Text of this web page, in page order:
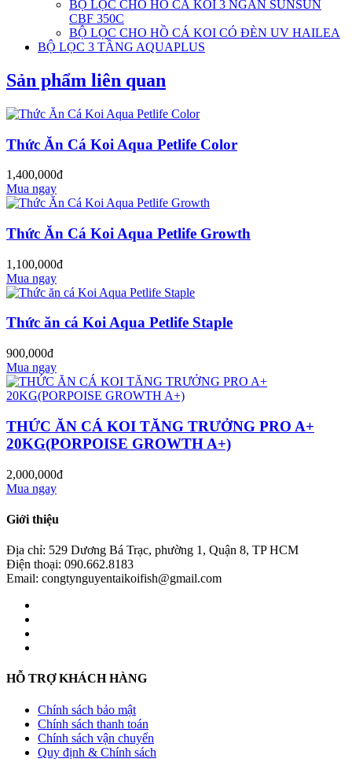
BỘ LỌC CHO HỒ CÁ KOI 3 NGĂN SUNSUN
CBF 350C
BỘ LỌC CHO HỒ CÁ KOI CÓ ĐÈN UV HAILEA
BỘ LỌC 3 TẦNG AQUAPLUS
Sản phẩm liên quan
Thức Ăn Cá Koi Aqua Petlife Color
1,400,000đ
Mua ngay
Thức Ăn Cá Koi Aqua Petlife Growth
1,100,000đ
Mua ngay
Thức ăn cá Koi Aqua Petlife Staple
900,000đ
Mua ngay
THỨC ĂN CÁ KOI TĂNG TRƯỞNG PRO A+
20KG(PORPOISE GROWTH A+)
2,000,000đ
Mua ngay
Giới thiệu
Địa chỉ: 529 Dương Bá Trạc, phường 1, Quận 8, TP HCM
Điện thoại: 090.662.8183
Email: congtynguyentaikoifish@gmail.com
HỖ TRỢ KHÁCH HÀNG
Chính sách bảo mật
Chính sách thanh toán
Chính sách vận chuyển
Quy định & Chính sách